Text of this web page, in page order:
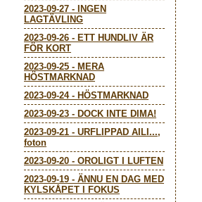
2023-09-27 -
INGEN
LAGTÄVLING
2023-09-26 - ETT HUNDLIV ÄR
FÖR KORT
2023-09-25 - MERA
HÖSTMARKNAD
2023-09-24- HÖSTMARKNAD
2023-09-23 - DOCK INTE DIMA!
2023-09-21 - URFLIPPAD AILI...,
foton
2023-09-20 - OROLIGT I LUFTEN
2023-09-19 - ÄNNU EN DAG MED
KYLSKÅPET I FOKUS